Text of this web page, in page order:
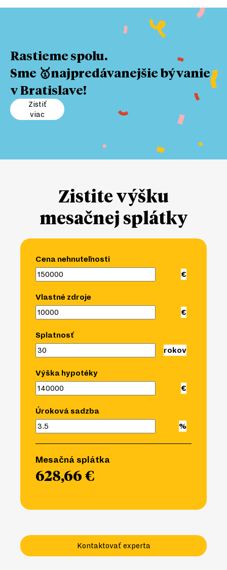
Rastieme spolu.
Sme 🥇najpredávanejšie bývanie
v Bratislave!
Zistiť
viac
Zistite výšku
mesačnej splátky
Cena nehnuteľnosti
Vlastné zdroje
Splatnosť
Výška hypotéky
Úroková sadzba
Mesačná splátka
628,66 €
Kontaktovať experta